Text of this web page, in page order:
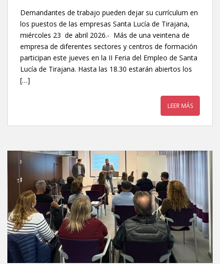
Demandantes de trabajo pueden dejar su currículum en
los puestos de las empresas Santa Lucía de Tirajana,
miércoles 23 de abril 2026.- Más de una veintena de
empresa de diferentes sectores y centros de formación
participan este jueves en la II Feria del Empleo de Santa
Lucía de Tirajana. Hasta las 18.30 estarán abiertos los
[…]
LEER MÁS